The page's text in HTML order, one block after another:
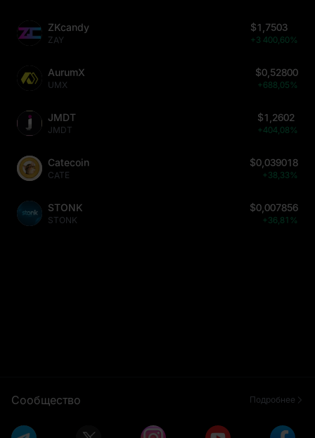
ZKcandy
ZAY
$1,7503
+3 400,60%
AurumX
UMX
$0,52800
+688,05%
JMDT
JMDT
$1,2602
+404,08%
Catecoin
CATE
$0,039018
+38,33%
STONK
STONK
$0,007856
+36,81%
Сообщество Подробнее